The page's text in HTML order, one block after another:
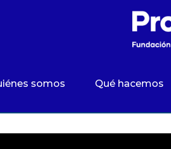
somos Qué hacemos